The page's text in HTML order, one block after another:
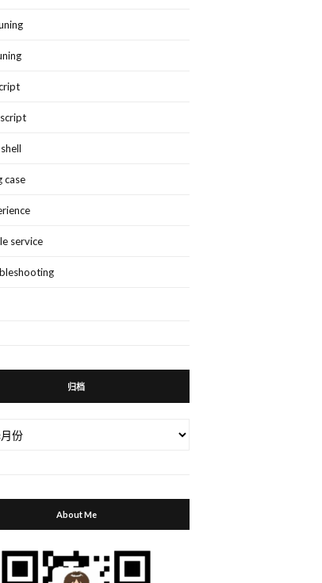
case
service
归档
About Me